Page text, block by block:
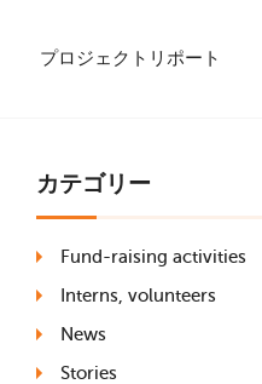
プロジェクトリポート
カテゴリー
Fund-raising activities
Interns, volunteers
News
Stories